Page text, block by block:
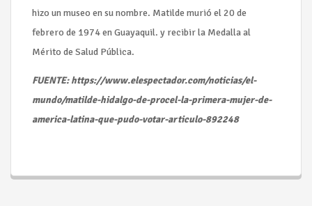
hizo un museo en su nombre. Matilde murió el 20 de
febrero de 1974 en Guayaquil. y recibir la Medalla al
Mérito de Salud Pública.
FUENTE: https://www.elespectador.com/noticias/el-
mundo/matilde-hidalgo-de-procel-la-primera-mujer-de-
america-latina-que-pudo-votar-articulo-892248